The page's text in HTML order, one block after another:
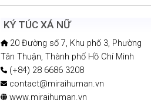
KÝ TÚC XÁ NỮ
20 Đường số 7, Khu phố 3, Phường
Tân Thuận, Thành phố Hồ Chí Minh
(+84) 28 6686 3208
contact@miraihuman.vn
www.miraihuman.vn